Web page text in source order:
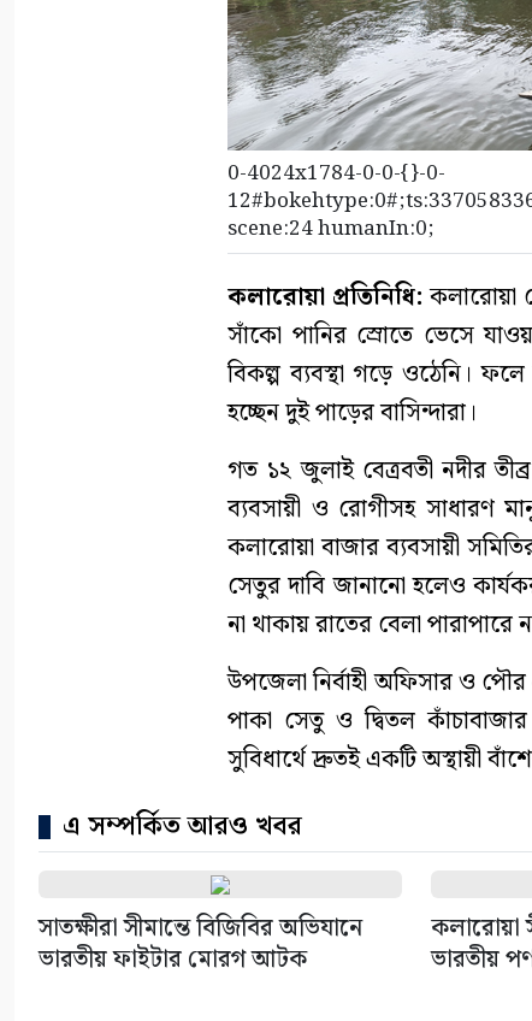
0-4024x1784-0-0-{}-0-
scene:24 humanIn:0;
কলারোয়া প্রতিনিধি:কলারোয়া
সাঁকো পানির স্রোতে ভেসে
বিকল্প ব্যবস্থা গড়ে ওঠেনি।
হচ্ছেন দুই পাড়ের বাসিন্দারা।
গত ১২ জুলাই বেত্রবতী নদীর
ব্যবসায়ী ও রোগীসহ সাধারণ
কলারোয়া বাজার ব্যবসায়ী
সেতুর দাবি জানানো হলেও
না থাকায় রাতের বেলা
উপজেলা নির্বাহী অফিসার ও
পাকা সেতু ও দ্বিতল
সুবিধার্থে দ্রুতই একটি অস্থায়ী
এ সম্পর্কিত আরও খবর
সাতক্ষীরা সীমান্তে বিজিবির অভিযানে
ভারতীয় ফাইটার মোরগ আটক
কলারোয়া
ভারতীয়